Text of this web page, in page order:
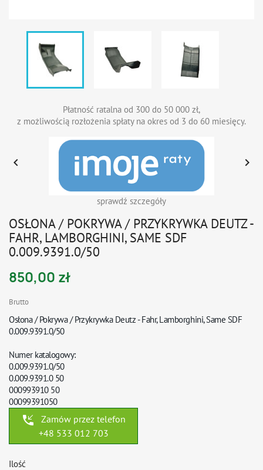
Płatność ratalna od 300 do 50 000 zł,
z możliwością rozłożenia spłaty na okres od 3 do 60 miesięcy.
sprawdź szczegóły
 
OSŁONA / POKRYWA / PRZYKRYWKA DEUTZ -
FAHR, LAMBORGHINI, SAME SDF
0.009.9391.0/50
850,00 zł
Brutto
Osłona / Pokrywa / Przykrywka Deutz - Fahr, Lamborghini, Same SDF
0.009.9391.0/50
Numer katalogowy:
0.009.9391.0/50
0.009.9391.0 50
000993910 50
00099391050
phone_callback
Zamów przez telefon
+48 533 012 703
Ilość